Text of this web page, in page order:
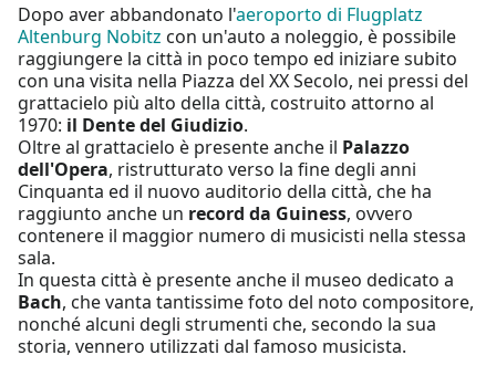
Dopo aver abbandonato l'aeroporto di Flugplatz
Altenburg Nobitz con un'auto a noleggio, è possibile
raggiungere la città in poco tempo ed iniziare subito
con una visita nella Piazza del XX Secolo, nei pressi del
grattacielo più alto della città, costruito attorno al
1970: il Dente del Giudizio.
Oltre al grattacielo è presente anche il Palazzo
dell'Opera, ristrutturato verso la fine degli anni
Cinquanta ed il nuovo auditorio della città, che ha
raggiunto anche un record da Guiness, ovvero
contenere il maggior numero di musicisti nella stessa
sala.
In questa città è presente anche il museo dedicato a
Bach, che vanta tantissime foto del noto compositore,
nonché alcuni degli strumenti che, secondo la sua
storia, vennero utilizzati dal famoso musicista.